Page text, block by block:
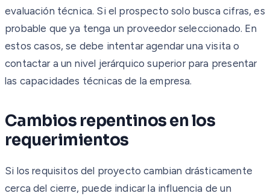
evaluación técnica. Si el prospecto solo busca cifras, es
probable que ya tenga un proveedor seleccionado. En
estos casos, se debe intentar agendar una visita o
contactar a un nivel jerárquico superior para presentar
las capacidades técnicas de la empresa.
Cambios repentinos en los
requerimientos
Si los requisitos del proyecto cambian drásticamente
cerca del cierre, puede indicar la influencia de un